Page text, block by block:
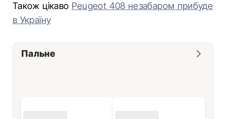
Також цікаво Peugeot 408 незабаром прибуде
в Україну
Пальне